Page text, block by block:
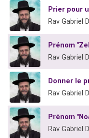
Prier pour
Rav Gabriel
Prénom
Rav Gabriel
Donner le
Rav Gabriel
Prénom
Rav Gabriel